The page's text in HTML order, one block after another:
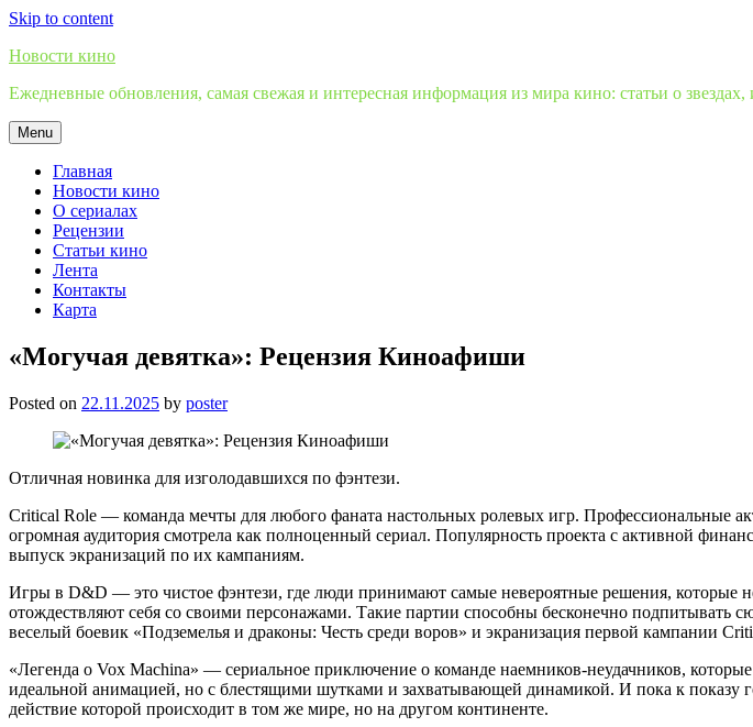
Skip to content
Новости кино
Ежедневные обновления, самая свежая и интересная информация из мира кино: статьи о
Menu
Главная
Новости кино
О сериалах
Рецензии
Статьи кино
Лента
Контакты
Карта
«Могучая девятка»: Рецензия Киноафиши
Posted on 22.11.2025 by poster
Отличная новинка для изголодавшихся по фэнтези.
Critical Role — команда мечты для любого фаната настольных ролевых игр. Профессиональные
огромная аудитория смотрела как полноценный сериал. Популярность проекта с активной
выпуск экранизаций по их кампаниям.
Игры в D&D — это чистое фэнтези, где люди принимают самые невероятные решения, которые
отождествляют себя со своими персонажами. Такие партии способны бесконечно
веселый боевик «Подземелья и драконы: Честь среди воров» и экранизация первой кампании
«Легенда о Vox Machina» — сериальное приключение о команде наемников-неудачников,
идеальной анимацией, но с блестящими шутками и захватывающей динамикой. И пока к показу
действие которой происходит в том же мире, но на другом континенте.